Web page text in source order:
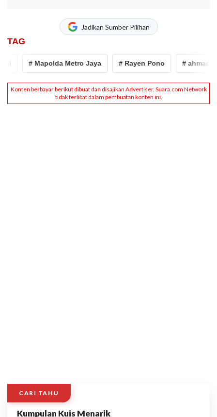
Jadikan Sumber Pilihan
TAG
# Mapolda Metro Jaya # Rayen Pono # ahmad
CARI TAHU
Kumpulan Kuis Menarik